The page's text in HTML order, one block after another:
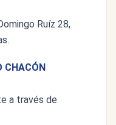
Ruíz 28,
CHACÓN
a través de